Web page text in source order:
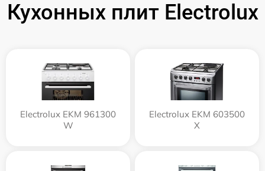
Кухонных плит Electrolux
Electrolux EKM 961300
W
Electrolux EKM 603500
X